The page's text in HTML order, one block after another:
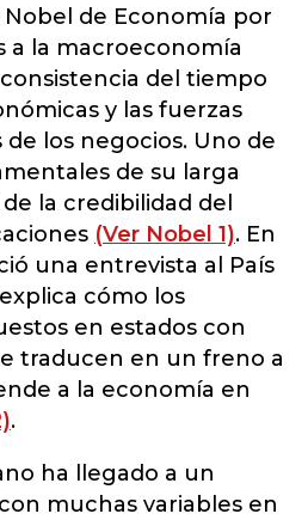
de Economía por
a la macroeconomía
del tiempo
y las fuerzas
de los negocios. Uno de
de su larga
la credibilidad del
(Ver Nobel 1). En
una entrevista al País
cómo los
en estados con
traducen en un freno a
a la economía en
.
ha llegado a un
muchas variables en